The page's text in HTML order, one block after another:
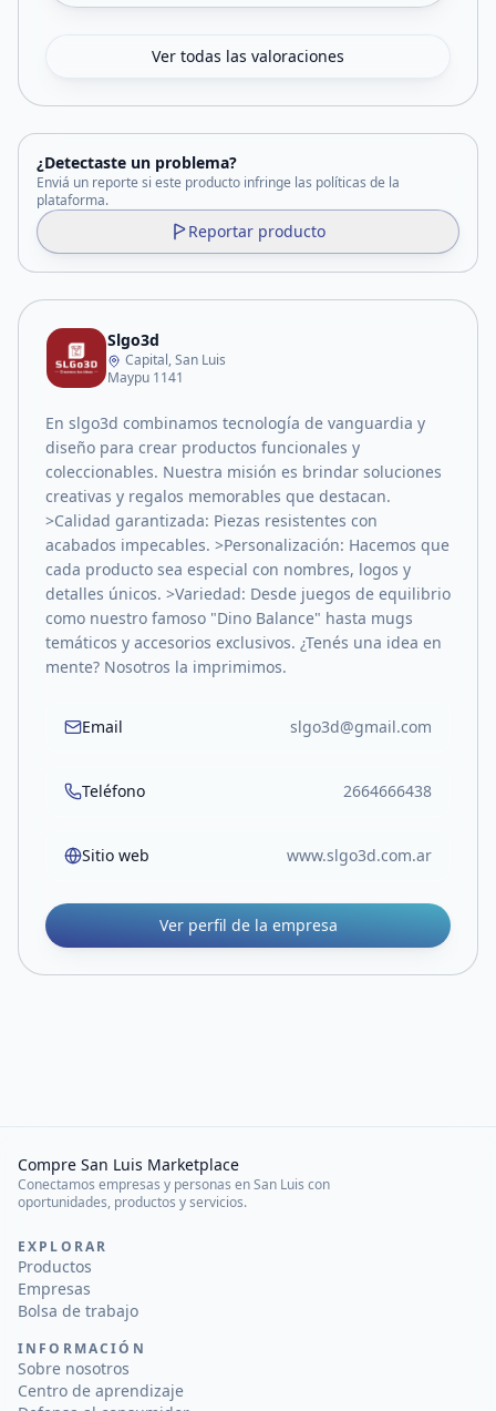
Ver todas las valoraciones
¿Detectaste un problema?
Enviá un reporte si este producto infringe las políticas de la
plataforma.
Reportar producto
Slgo3d
Capital, San Luis
Maypu 1141
En slgo3d combinamos tecnología de vanguardia y
diseño para crear productos funcionales y
coleccionables. Nuestra misión es brindar soluciones
creativas y regalos memorables que destacan.
>Calidad garantizada: Piezas resistentes con
acabados impecables. >Personalización: Hacemos que
cada producto sea especial con nombres, logos y
detalles únicos. >Variedad: Desde juegos de equilibrio
como nuestro famoso "Dino Balance" hasta mugs
temáticos y accesorios exclusivos. ¿Tenés una idea en
mente? Nosotros la imprimimos.
Email slgo3d@gmail.com
Teléfono 2664666438
Sitio web www.slgo3d.com.ar
Ver perfil de la empresa
Compre San Luis Marketplace
Conectamos empresas y personas en San Luis con
oportunidades, productos y servicios.
EXPLORAR
Productos
Empresas
Bolsa de trabajo
INFORMACIÓN
Sobre nosotros
Centro de aprendizaje